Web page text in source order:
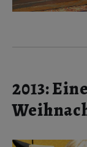
2013: Eine